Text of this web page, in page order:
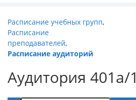
Расписание учебных групп,
Расписание
преподавателей,
Расписание аудиторий
Аудитория 401а/1